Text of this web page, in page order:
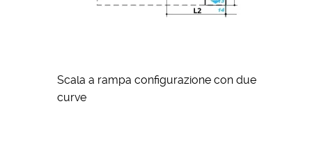
Scala a rampa configurazione con due
curve